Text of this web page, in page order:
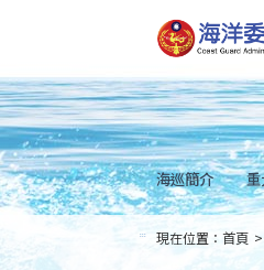
到
主
內
容
Skip
to
main
content
海巡簡介
::: 現在位置： 首頁 >